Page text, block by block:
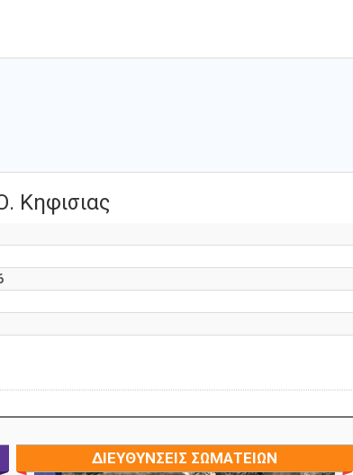
Κηφισιας
ΔΙΕΥΘΥΝΣΕΙΣ ΣΩΜΑΤΕΙΩΝ